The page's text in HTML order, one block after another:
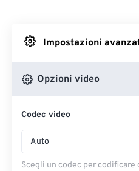
Da
Impostazioni
Opzioni video
Codec video
Auto
Scegli un codec per